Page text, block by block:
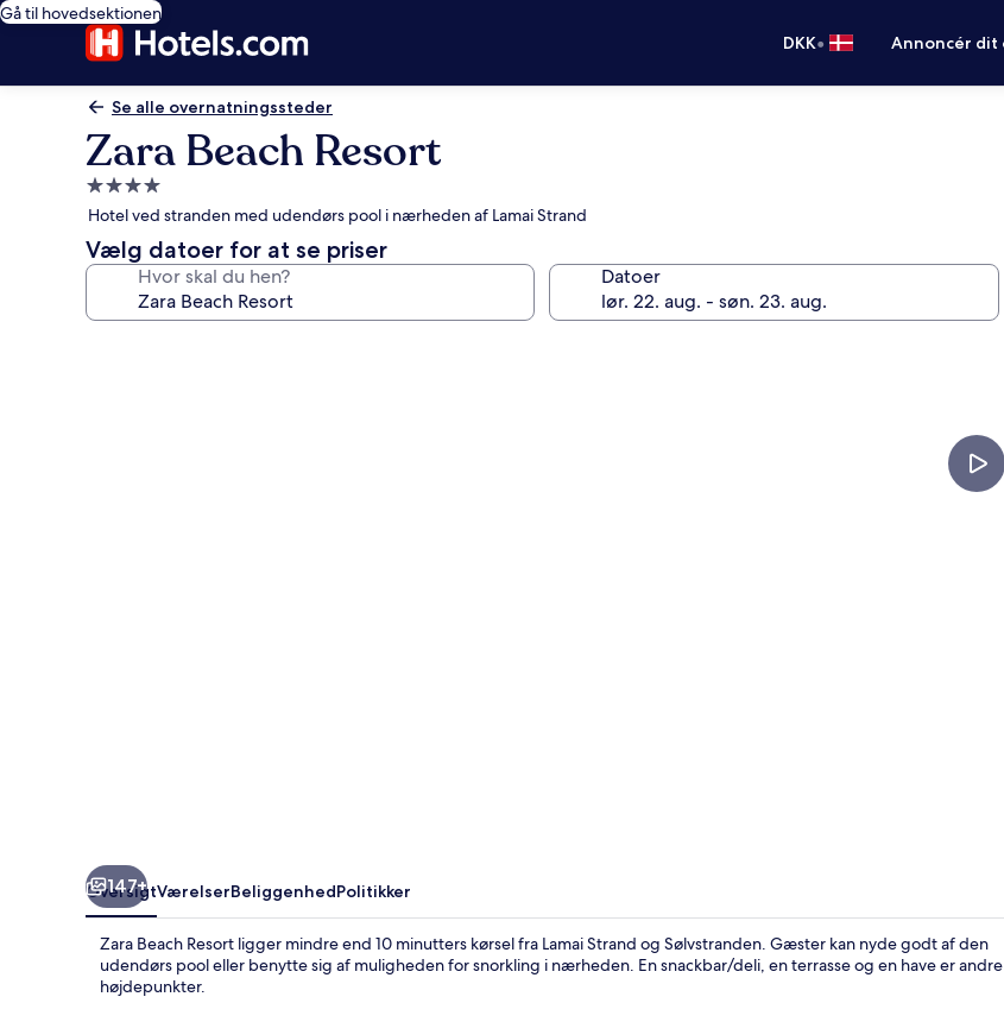
Gå til hovedsektionen
DKK• Annoncér dit
Se alle overnatningssteder
Zara Beach Resort
4.0-
stjernet
overnatningssted
Hotel ved stranden med udendørs pool i nærheden af Lamai Strand
Vælg datoer for at se priser
Hvor skal du hen? Datoer
147+
OversigtVærelserBeliggenhedPolitikker
Zara Beach Resort ligger mindre end 10 minutters kørsel fra Lamai Strand og Sølvstranden. Gæster kan nyde godt af den
udendørs pool eller benytte sig af muligheden for snorkling i nærheden. En snackbar/deli, en terrasse og en have er andre
højdepunkter.